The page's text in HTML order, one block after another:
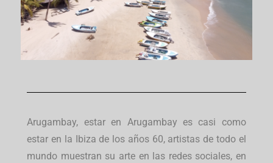
Arugambay, estar en Arugambay es casi como
estar en la Ibiza de los años 60, artistas de todo el
mundo muestran su arte en las redes sociales, en